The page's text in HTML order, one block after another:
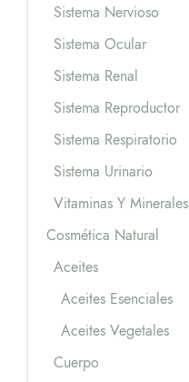
Sistema Nervioso
Sistema Ocular
Sistema Renal
Sistema Reproductor
Sistema Respiratorio
Sistema Urinario
Vitaminas Y Minerales
Cosmética Natural
Aceites
Aceites Esenciales
Aceites Vegetales
Cuerpo